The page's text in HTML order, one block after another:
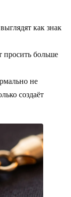
как знак
просить больше
не
создаёт